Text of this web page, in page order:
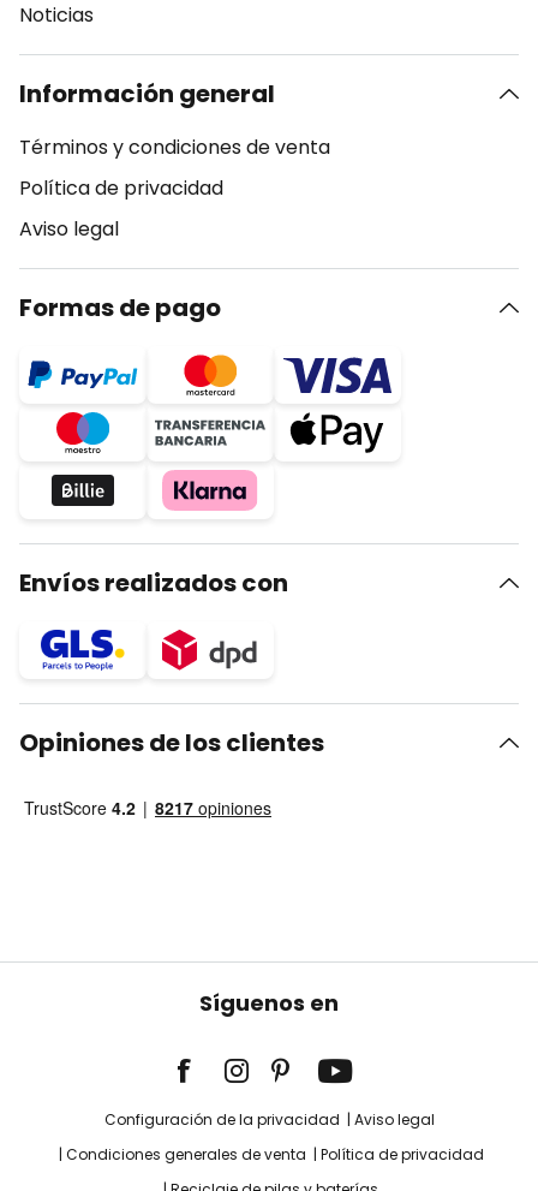
Noticias
Información general
Términos y condiciones de venta
Política de privacidad
Aviso legal
Formas de pago
Envíos realizados con
Opiniones de los clientes
Síguenos en
Configuración de la privacidad
Aviso legal
Condiciones generales de venta
Política de privacidad